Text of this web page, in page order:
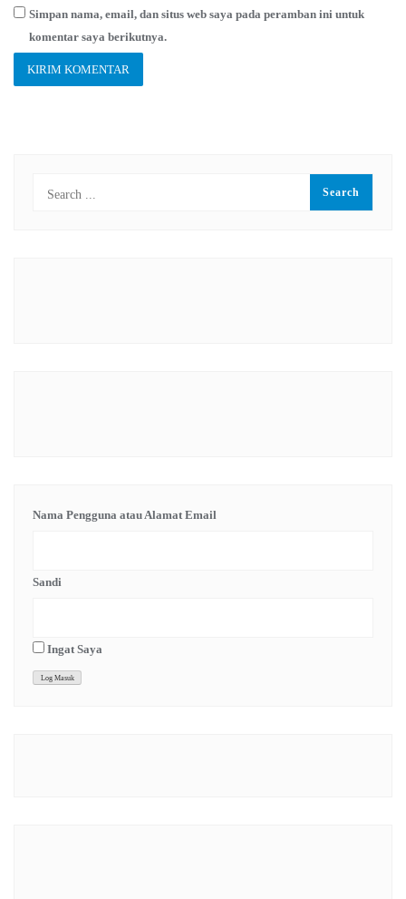
Simpan nama, email, dan situs web saya pada peramban ini untuk
komentar saya berikutnya.
Nama Pengguna atau Alamat Email
Sandi
Ingat Saya